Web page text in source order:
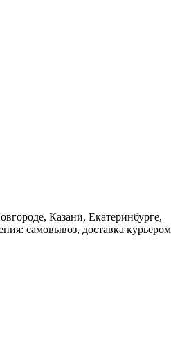
Казани, Екатеринбурге,
самовывоз, доставка курьером